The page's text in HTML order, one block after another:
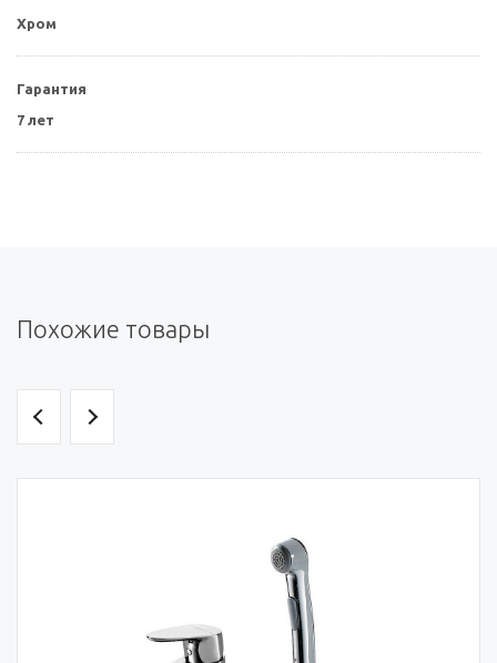
Хром
Гарантия
7 лет
Похожие товары